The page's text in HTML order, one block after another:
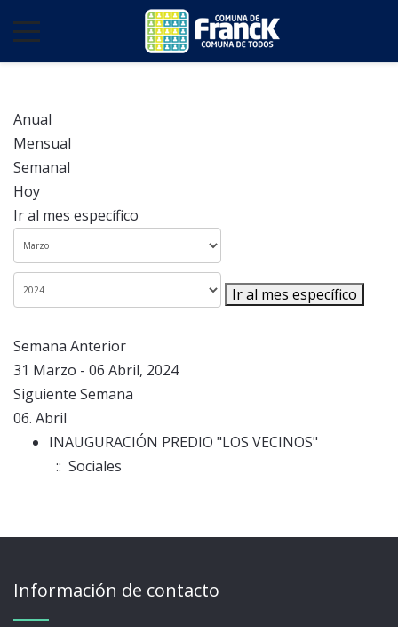
Anual
Mensual
Semanal
Hoy
Ir al mes específico
Ir al mes específico
Semana Anterior
31 Marzo - 06 Abril, 2024
Siguiente Semana
06. Abril
INAUGURACIÓN PREDIO "LOS VECINOS"
:: Sociales
Información de contacto